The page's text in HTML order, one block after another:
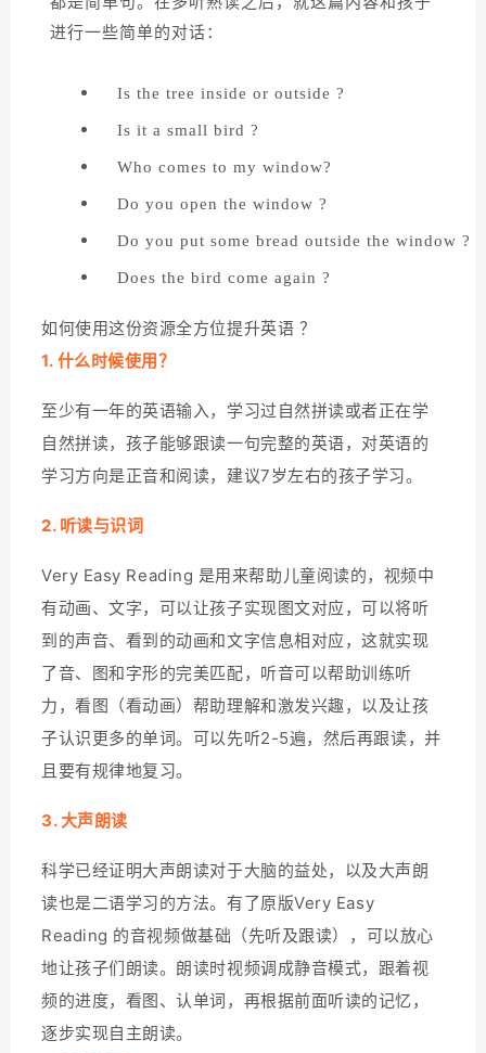
进行一些简单的对话：
Is the tree inside or outside ?
Is it a small bird ?
Who comes to my window?
Do you open the window ?
Do you put some bread outside the window ?
Does the bird come again ?
如何使用这份资源全方位提升英语 ？
1. 什么时候使用？
至少有一年的英语输入，学习过自然拼读或者正在学
自然拼读，孩子能够跟读一句完整的英语，对英语的
学习方向是正音和阅读，建议7岁左右的孩子学习。
2. 听读与识词
Very Easy Reading 是用来帮助儿童阅读的，视频中
有动画、文字，可以让孩子实现图文对应，可以将听
到的声音、看到的动画和文字信息相对应，这就实现
了音、图和字形的完美匹配，听音可以帮助训练听
力，看图（看动画）帮助理解和激发兴趣，以及让孩
子认识更多的单词。可以先听2-5遍，然后再跟读，并
且要有规律地复习。
3. 大声朗读
科学已经证明大声朗读对于大脑的益处，以及大声朗
读也是二语学习的方法。有了原版Very Easy
Reading 的音视频做基础（先听及跟读），可以放心
地让孩子们朗读。朗读时视频调成静音模式，跟着视
频的进度，看图、认单词，再根据前面听读的记忆，
逐步实现自主朗读。